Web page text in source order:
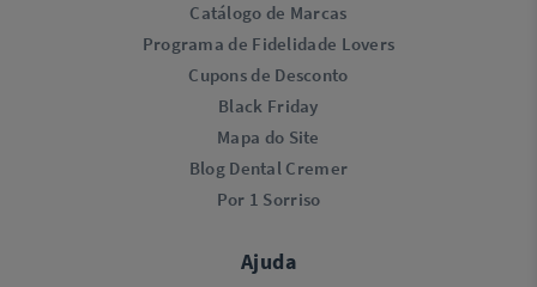
Catálogo de Marcas
Programa de Fidelidade Lovers​
Cupons de Desconto
Black Friday
Mapa do Site
Blog Dental Cremer
Por 1 Sorriso
Ajuda